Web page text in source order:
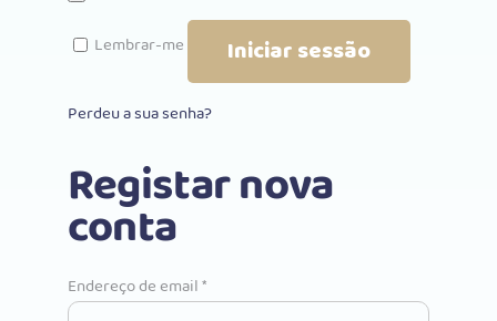
Lembrar-me Iniciar sessão
Perdeu a sua senha?
Registar nova
conta
Endereço de email*Obrigatório